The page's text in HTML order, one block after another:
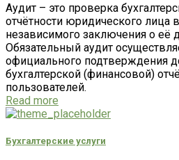
Аудит – это проверка
отчётности юридического лица
независимого заключения о её
Обязательный аудит
официального подтверждения
бухгалтерской (финансовой)
пользователей.
Read more
Бухгалтерские услуги